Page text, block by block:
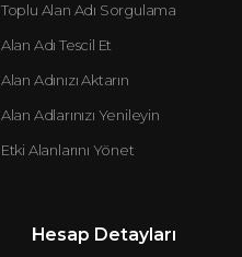
Toplu Alan Adı Sorgulama
Alan Adı Tescil Et
Alan Adınızı Aktarın
Alan Adlarınızı Yenileyin
Etki Alanlarını Yönet
Hesap Detayları